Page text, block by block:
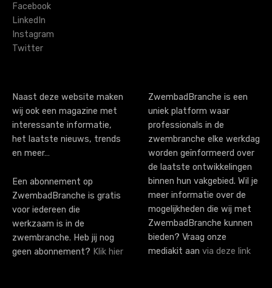
i
g
a
i
o
n
Facebook
LinkedIn
Instagram
Twitter
Naast deze website maken
wij ook een magazine met
interessante informatie,
het laatste nieuws, trends
en meer…
Een abonnement op
ZwembadBranche is gratis
voor iedereen die
werkzaam is in de
zwembranche. Heb jij nog
geen abonnement? Klik hier
ZwembadBranche is een
uniek platform waar
professionals in de
zwembranche elke werkdag
worden geïnformeerd over
de laatste ontwikkelingen
binnen hun vakgebied. Wil je
meer informatie over de
mogelijkheden die wij met
ZwembadBranche kunnen
bieden? Vraag onze
mediakit aan via deze link